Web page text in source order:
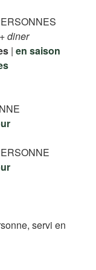
diner
| en saison
servi en